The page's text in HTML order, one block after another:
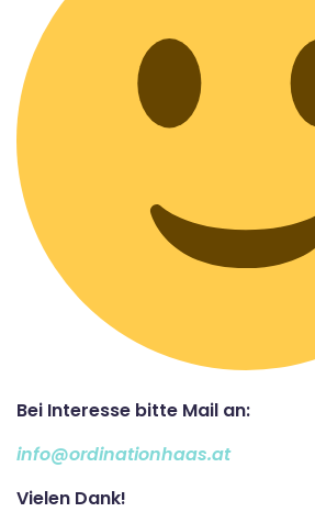
Bei Interesse bitte Mail an:
info@ordinationhaas.at
Vielen Dank!